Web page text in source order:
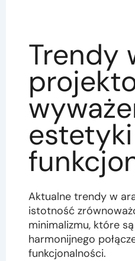
Trendy
Aktualne trendy w
istotność
minimalizmu, które
harmonijnego
funkcjonalności.